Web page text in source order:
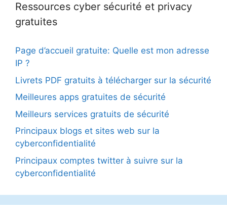
Ressources cyber sécurité et privacy
gratuites
Page d’accueil gratuite: Quelle est mon adresse
IP ?
Livrets PDF gratuits à télécharger sur la sécurité
Meilleures apps gratuites de sécurité
Meilleurs services gratuits de sécurité
Principaux blogs et sites web sur la
cyberconfidentialité
Principaux comptes twitter à suivre sur la
cyberconfidentialité